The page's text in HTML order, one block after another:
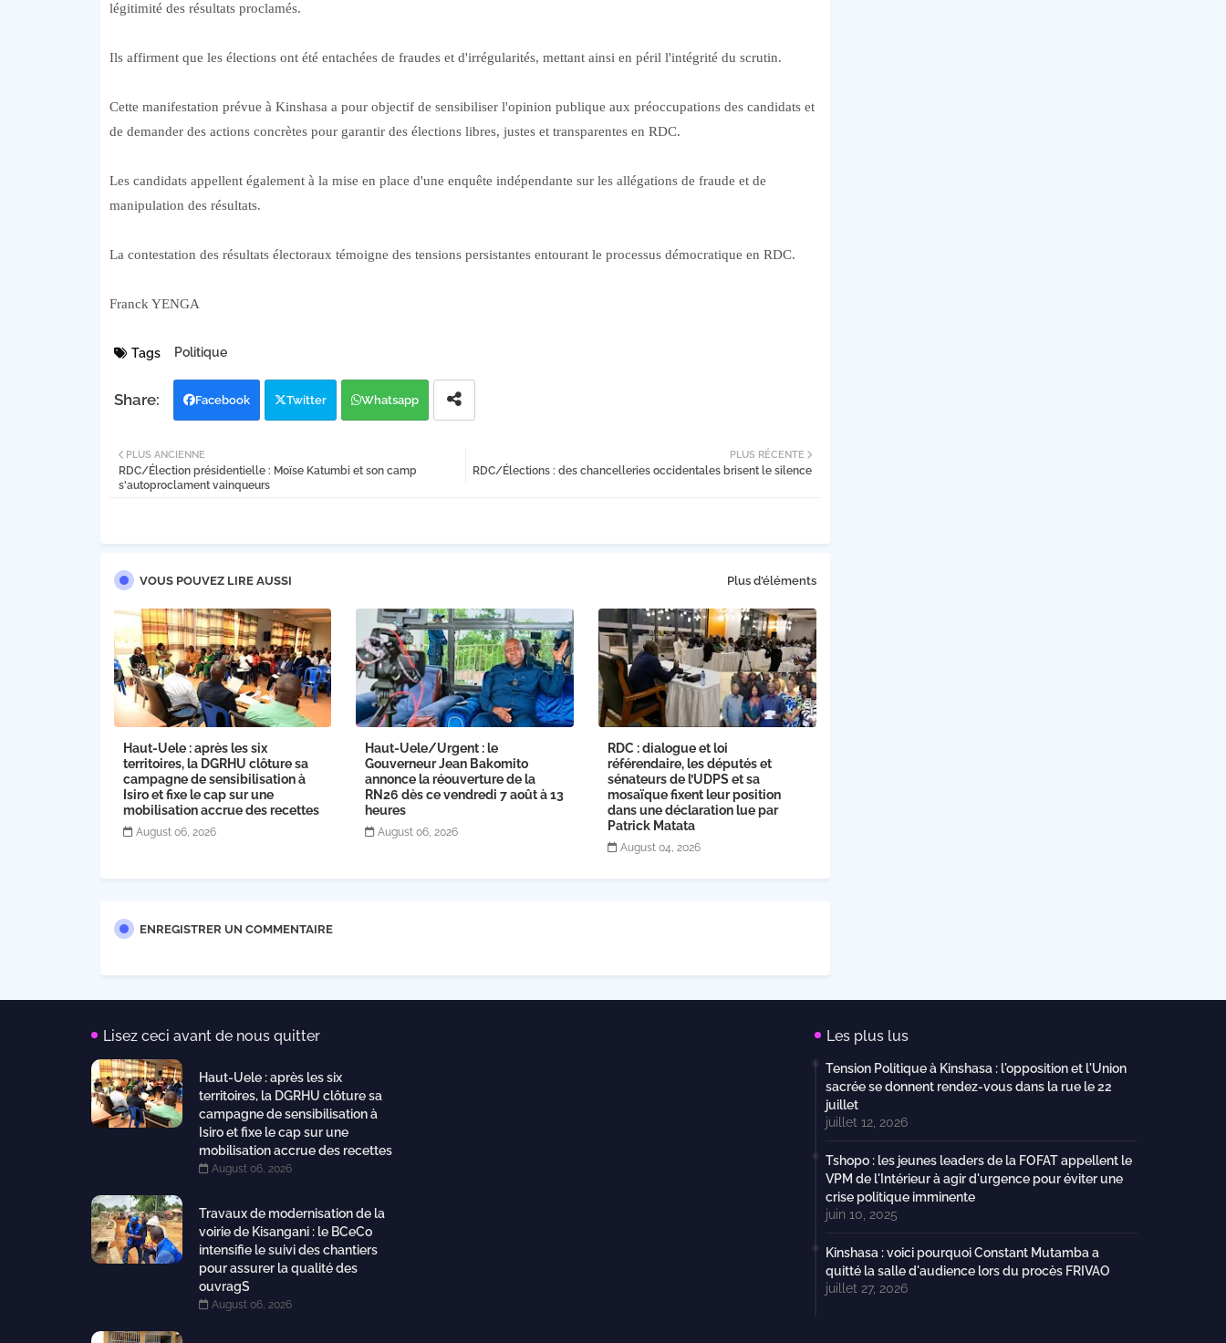
légitimité des résultats proclamés.
Ils affirment que les élections ont été entachées de fraudes et d'irrégularités, mettant ainsi en péril l'intégrité du scrutin.
Cette manifestation prévue à Kinshasa a pour objectif de sensibiliser l'opinion publique aux préoccupations des candidats et
de demander des actions concrètes pour garantir des élections libres, justes et transparentes en RDC.
Les candidats appellent également à la mise en place d'une enquête indépendante sur les allégations de fraude et de
manipulation des résultats.
La contestation des résultats électoraux témoigne des tensions persistantes entourant le processus démocratique en RDC.
Franck YENGA
Tags Politique
Facebook Twitter Whatsapp
PLUS RÉCENTE
RDC/Élections : des chancelleries occidentales brisent le silence
PLUS ANCIENNE
RDC/Élection présidentielle : Moïse Katumbi et son camp
s'autoproclament vainqueurs
VOUS POUVEZ LIRE AUSSI Plus d'éléments
Haut-Uele : après les six
territoires, la DGRHU clôture sa
campagne de sensibilisation à
Isiro et fixe le cap sur une
mobilisation accrue des recettes
August 06, 2026
Haut-Uele/Urgent : le
Gouverneur Jean Bakomito
annonce la réouverture de la
RN26 dès ce vendredi 7 août à 13
heures
August 06, 2026
RDC : dialogue et loi
référendaire, les députés et
sénateurs de l’UDPS et sa
mosaïque fixent leur position
dans une déclaration lue par
Patrick Matata
August 04, 2026
ENREGISTRER UN COMMENTAIRE
Lisez ceci avant de nous quitter
Haut-Uele : après les six
territoires, la DGRHU clôture sa
campagne de sensibilisation à
Isiro et fixe le cap sur une
mobilisation accrue des recettes
August 06, 2026
Travaux de modernisation de la
voirie de Kisangani : le BCeCo
intensifie le suivi des chantiers
pour assurer la qualité des
ouvragS
August 06, 2026
Les plus lus
Tension Politique à Kinshasa : l'opposition et l'Union
sacrée se donnent rendez-vous dans la rue le 22
juillet
juillet 12, 2026
Tshopo : les jeunes leaders de la FOFAT appellent le
VPM de l'Intérieur à agir d'urgence pour éviter une
crise politique imminente
juin 10, 2025
Kinshasa : voici pourquoi Constant Mutamba a
quitté la salle d'audience lors du procès FRIVAO
juillet 27, 2026